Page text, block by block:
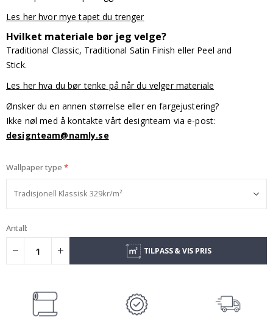
Les her hvor mye tapet du trenger
Hvilket materiale bør jeg velge?
Traditional Classic, Traditional Satin Finish eller Peel and
Stick.
Les her hva du bør tenke på når du velger materiale
Ønsker du en annen størrelse eller en fargejustering?
Ikke nøl med å kontakte vårt designteam via e-post:
designteam@namly.se
Wallpaper type
Antall:
TILPASS & VIS PRIS